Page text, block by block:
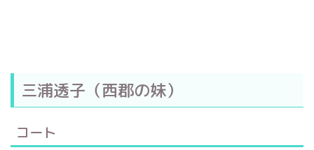
三浦透子（西郡の妹）
コート